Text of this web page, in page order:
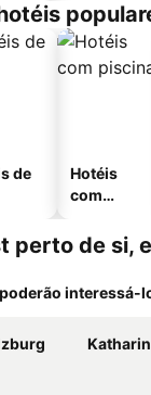
de
Hotéis
com
perto de si,
interessá-
Katharina's